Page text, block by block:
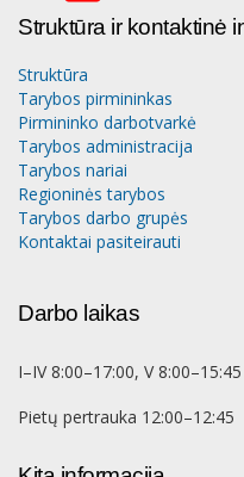
Struktūra ir kontaktinė
Struktūra
Tarybos pirmininkas
Pirmininko darbotvarkė
Tarybos administracija
Tarybos nariai
Regioninės tarybos
Tarybos darbo grupės
Kontaktai pasiteirauti
Darbo laikas
I–IV 8:00–17:00, V 8:00–15:45
Pietų pertrauka 12:00–12:45